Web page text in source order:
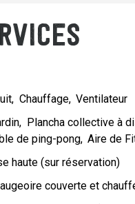
Chauffage Ventilateur
Plancha collective à
de ping-pong Aire de
haute (sur réservation)
couverte et